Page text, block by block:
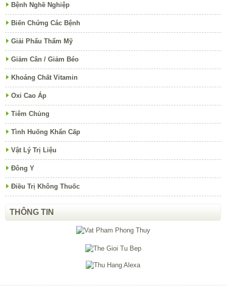
Bệnh Nghề Nghiệp
Biến Chứng Các Bệnh
Giải Phẩu Thẩm Mỹ
Giảm Cân / Giảm Béo
Khoáng Chất Vitamin
Oxi Cao Áp
Tiêm Chủng
Tình Huống Khẩn Cấp
Vật Lý Trị Liệu
Đông Y
Điều Trị Không Thuốc
THÔNG TIN